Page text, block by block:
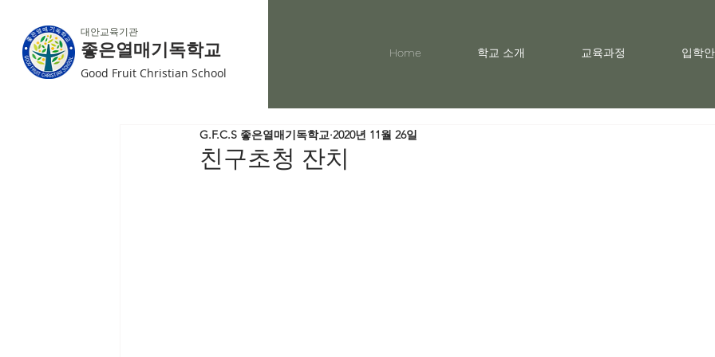
대안교육기관
좋은열매기독학교
Good Fruit Christian School
Home 학교 소개 교육과정 입학
친구초청 잔치
G.F.C.S 좋은열매기독학교 2020년 11월 26일